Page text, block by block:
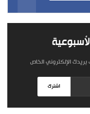
بريدك الإلكتروني الخاص
اشترك